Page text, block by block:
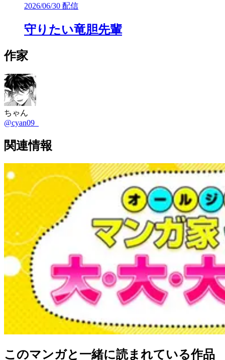
2026/06/30 配信
守りたい竜胆先輩
作家
ちゃん
@cyan09_
関連情報
このマンガと一緒に読まれている作品